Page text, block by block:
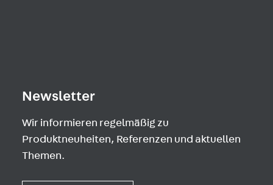
Newsletter
Wir informieren regelmäßig zu
Produktneuheiten, Referenzen und aktuellen
Themen.